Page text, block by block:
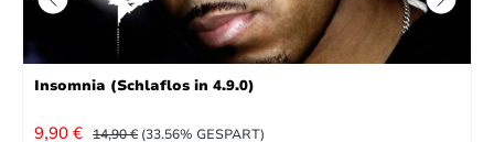
Insomnia (Schlaflos in 4.9.0)
VERKAUFSPREIS:
9,90 € REGULÄRER PREIS:
14,90 € (33.56% GESPART)